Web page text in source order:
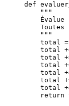
def
    """
Évalue
Toutes
    """
    total
=
    total
    total
    total
    total
    total
    total
    return